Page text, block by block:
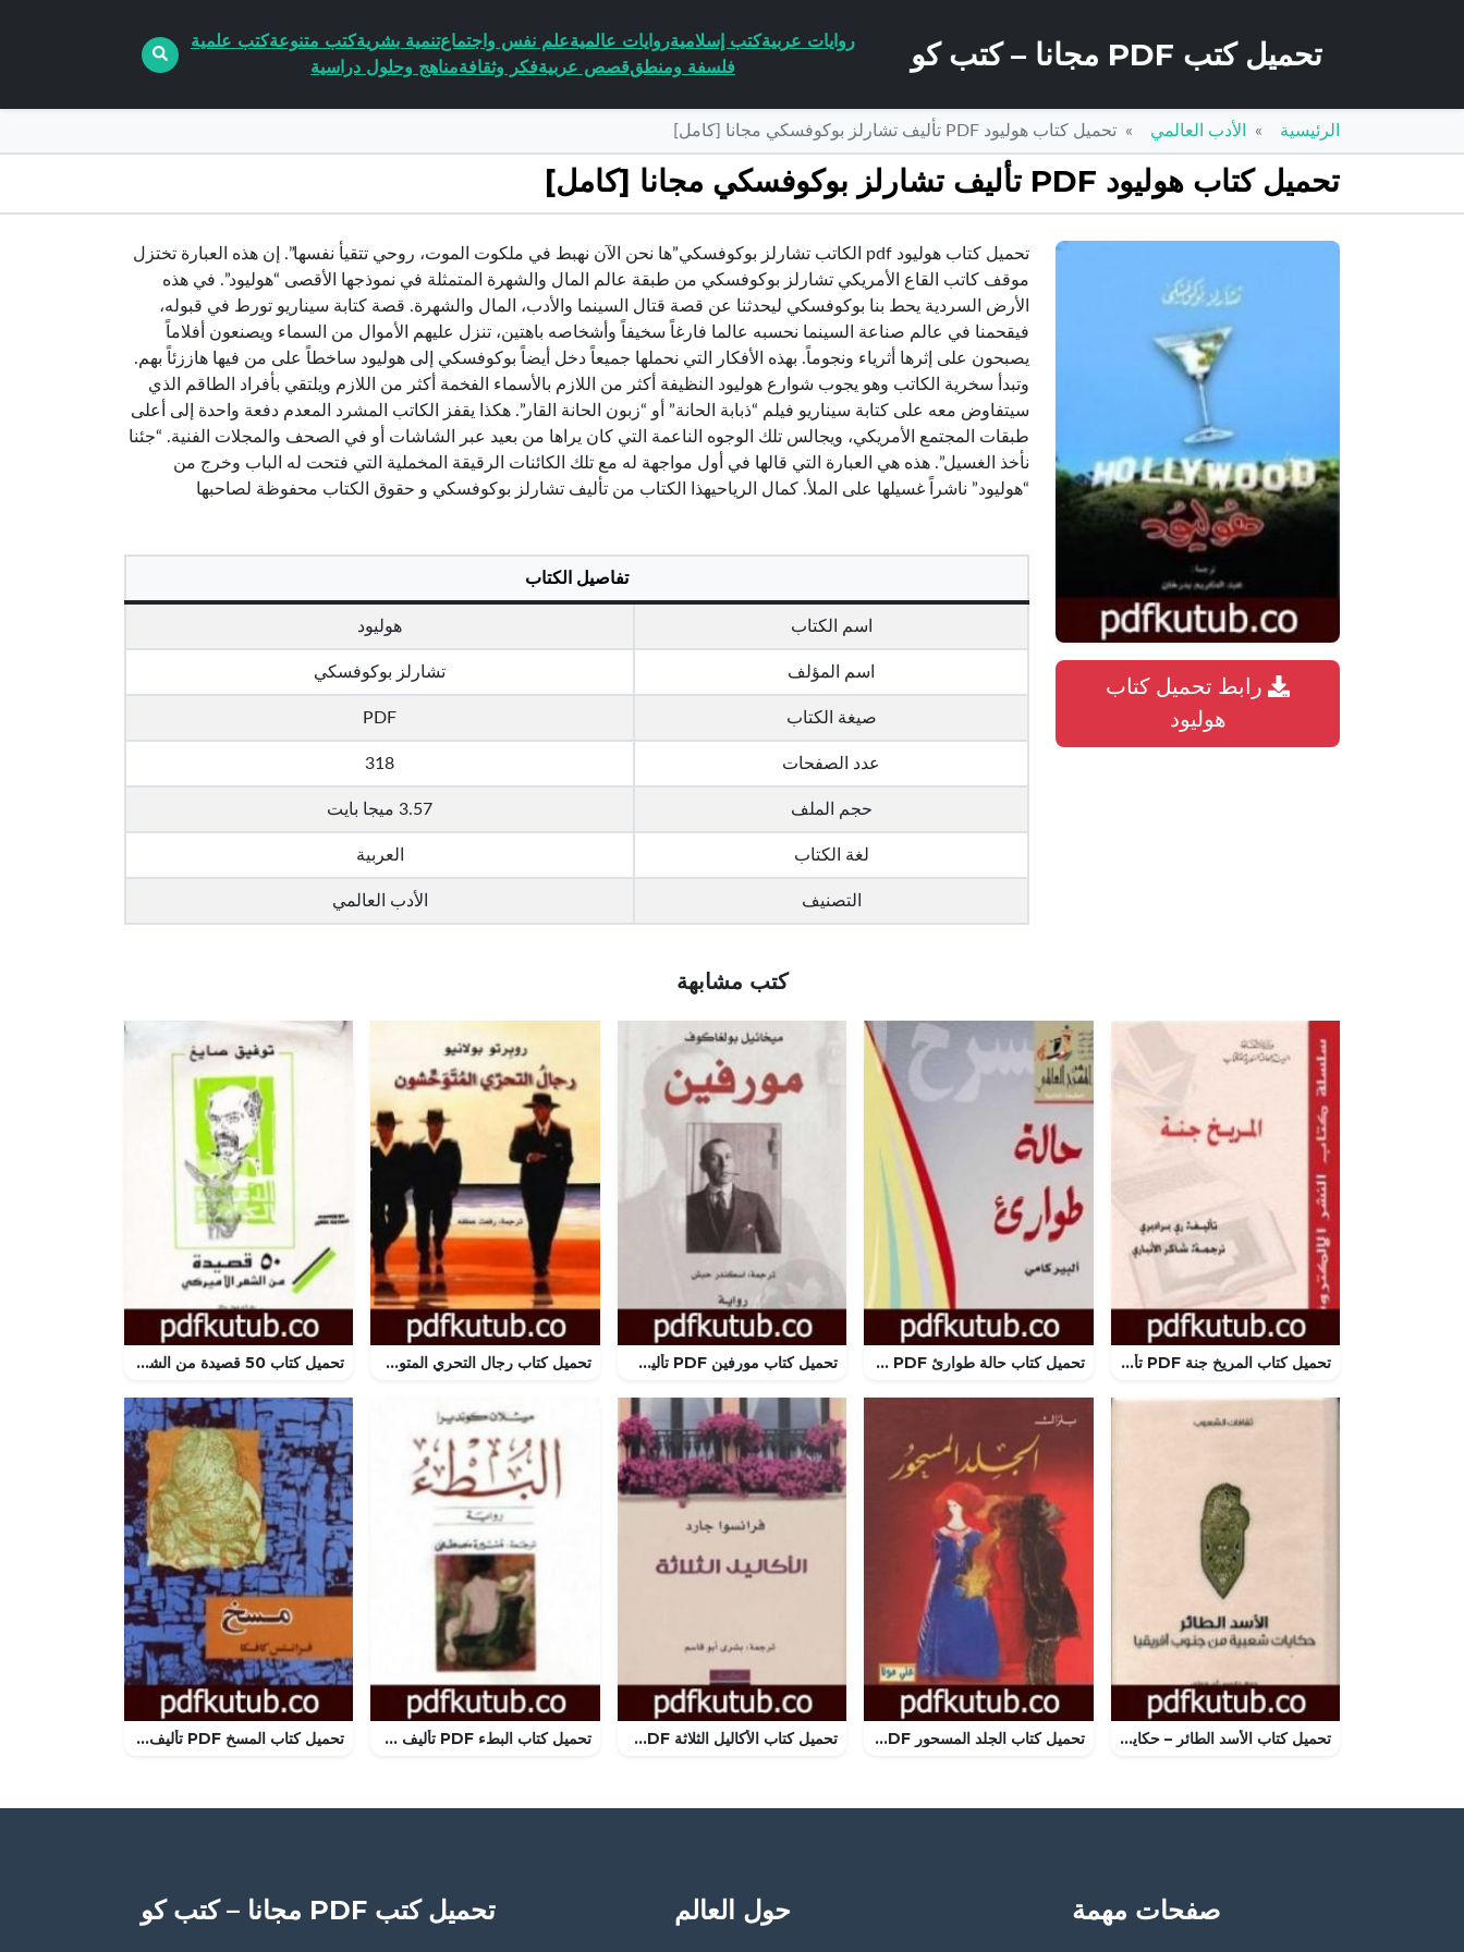
تحميل كتب PDF مجانا – كتب كو روايات عربيةكتب إسلاميةروايات عالميةعلم نفس واجتماعتنمية بشريةكتب متنوعةكتب علمية
فلسفة ومنطققصص عربيةفكر وثقافةمناهج وحلول دراسية
الرئيسية الأدب العالمي تحميل كتاب هوليود PDF تأليف تشارلز بوكوفسكي مجانا [كامل]
تحميل كتاب هوليود PDF تأليف تشارلز بوكوفسكي مجانا [كامل]
رابط تحميل كتاب
هوليود
تحميل كتاب هوليود pdf الكاتب تشارلز بوكوفسكي”ها نحن الآن نهبط في ملكوت الموت، روحي تتقيأ نفسها”. إن هذه العبارة تختزل
موقف كاتب القاع الأمريكي تشارلز بوكوفسكي من طبقة عالم المال والشهرة المتمثلة في نموذجها الأقصى “هوليود”. في هذه
الأرض السردية يحط بنا بوكوفسكي ليحدثنا عن قصة قتال السينما والأدب، المال والشهرة. قصة كتابة سيناريو تورط في قبوله،
فيقحمنا في عالم صناعة السينما نحسبه عالما فارغاً سخيفاً وأشخاصه باهتين، تنزل عليهم الأموال من السماء ويصنعون أفلاماً
يصبحون على إثرها أثرياء ونجوماً. بهذه الأفكار التي نحملها جميعاً دخل أيضاً بوكوفسكي إلى هوليود ساخطاً على من فيها هاززئاً بهم.
وتبدأ سخرية الكاتب وهو يجوب شوارع هوليود النظيفة أكثر من اللازم بالأسماء الفخمة أكثر من اللازم ويلتقي بأفراد الطاقم الذي
سيتفاوض معه على كتابة سيناريو فيلم “ذبابة الحانة” أو “زبون الحانة القار”. هكذا يقفز الكاتب المشرد المعدم دفعة واحدة إلى أعلى
طبقات المجتمع الأمريكي، ويجالس تلك الوجوه الناعمة التي كان يراها من بعيد عبر الشاشات أو في الصحف والمجلات الفنية. “جئنا
نأخذ الغسيل”. هذه هي العبارة التي قالها في أول مواجهة له مع تلك الكائنات الرقيقة المخملية التي فتحت له الباب وخرج من
“هوليود” ناشراً غسيلها على الملأ. كمال الرياحيهذا الكتاب من تأليف تشارلز بوكوفسكي و حقوق الكتاب محفوظة لصاحبها
تفاصيل الكتاب
اسم الكتاب هوليود
اسم المؤلف تشارلز بوكوفسكي
صيغة الكتاب PDF
عدد الصفحات 318
حجم الملف 3.57 ميجا بايت
لغة الكتاب العربية
التصنيف الأدب العالمي
كتب مشابهة
تحميل كتاب المريخ جنة PDF تأليف راي برادبري مجانا [كامل] تحميل كتاب حالة طوارئ PDF تأليف ألبير كامو مجانا [كامل] تحميل كتاب مورفين PDF تأليف ميخائيل بولغاكوف مجانا [كامل] تحميل كتاب رجال التحري المتوحشون PDF تأليف روبرتو بولانيو مجانا [كامل] تحميل كتاب 50 قصيدة من الشعر الاميركي PDF تأليف توفيق صايغ مجانا [كامل]
تحميل كتاب الأسد الطائر – حكايات شعبية من جنوب أفريقيا PDF تأليف جايمس آي. هوني مجانا [كامل] تحميل كتاب الجلد المسحور PDF تأليف أونوريه دي بلزاك مجانا [كامل] تحميل كتاب الأكاليل الثلاثة PDF تأليف فرانسوا جارد مجانا [كامل] تحميل كتاب البطء PDF تأليف ميلان كونديرا مجانا [كامل] تحميل كتاب المسخ PDF تأليف فرانز كافكا مجانا [كامل]
صفحات مهمة حول العالم تحميل كتب PDF مجانا – كتب كو